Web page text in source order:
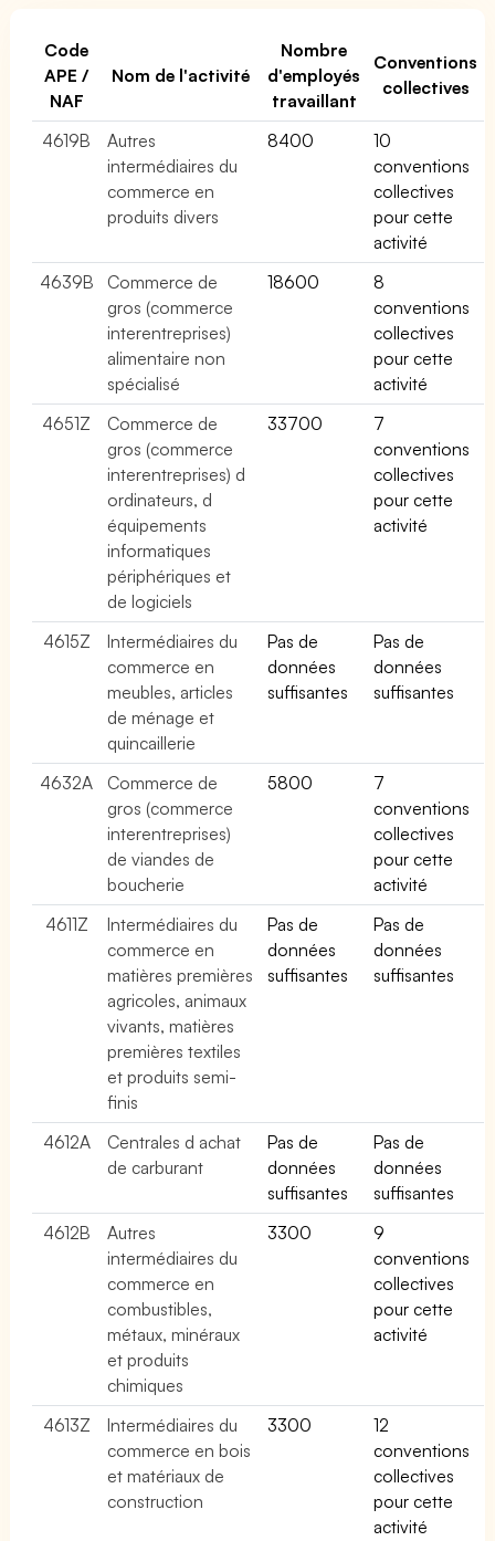
Code
APE /
NAF
Nom de l'activité
Nombre
d'employés
travaillant
Conventions
collectives
4619B
Autres
intermédiaires du
commerce en
produits divers
8400
10
conventions
collectives
pour cette
activité
4639B
Commerce de
gros (commerce
interentreprises)
alimentaire non
spécialisé
18600
8
conventions
collectives
pour cette
activité
4651Z
Commerce de
gros (commerce
interentreprises) d
ordinateurs, d
équipements
informatiques
périphériques et
de logiciels
33700
7
conventions
collectives
pour cette
activité
4615Z
Intermédiaires du
commerce en
meubles, articles
de ménage et
quincaillerie
Pas de
données
suffisantes
Pas de
données
suffisantes
4632A
Commerce de
gros (commerce
interentreprises)
de viandes de
boucherie
5800
7
conventions
collectives
pour cette
activité
4611Z
Intermédiaires du
commerce en
matières premières
agricoles, animaux
vivants, matières
premières textiles
et produits semi-
finis
Pas de
données
suffisantes
Pas de
données
suffisantes
4612A
Centrales d achat
de carburant
Pas de
données
suffisantes
Pas de
données
suffisantes
4612B
Autres
intermédiaires du
commerce en
combustibles,
métaux, minéraux
et produits
chimiques
3300
9
conventions
collectives
pour cette
activité
4613Z
Intermédiaires du
commerce en bois
et matériaux de
construction
3300
12
conventions
collectives
pour cette
activité